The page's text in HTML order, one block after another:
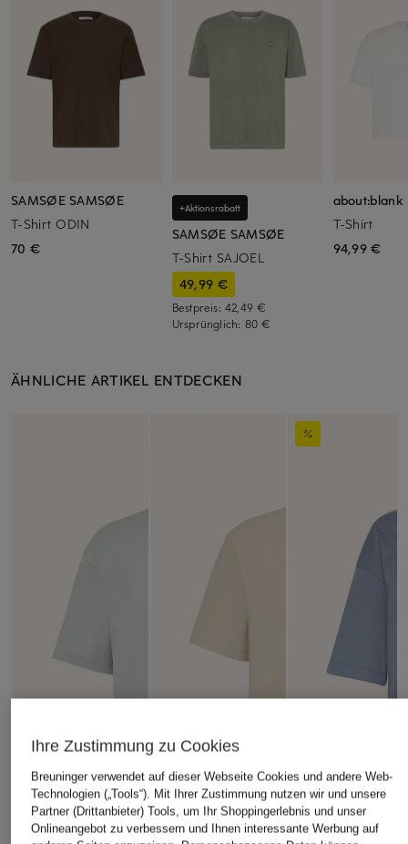
SAMSØE SAMSØE
T-Shirt ODIN
70 €
+Aktionsrabatt
SAMSØE SAMSØE
T-Shirt SAJOEL
49,99 €
Bestpreis: 42,49 €
Ursprünglich: 80 €
about:blank
T-Shirt
94,99 €
ÄHNLICHE ARTIKEL ENTDECKEN
Ihre Zustimmung zu Cookies
Breuninger verwendet auf dieser Webseite Cookies und andere Web-
Technologien („Tools“). Mit Ihrer Zustimmung nutzen wir und unsere
Partner (Drittanbieter) Tools, um Ihr Shoppingerlebnis und unser
Onlineangebot zu verbessern und Ihnen interessante Werbung auf